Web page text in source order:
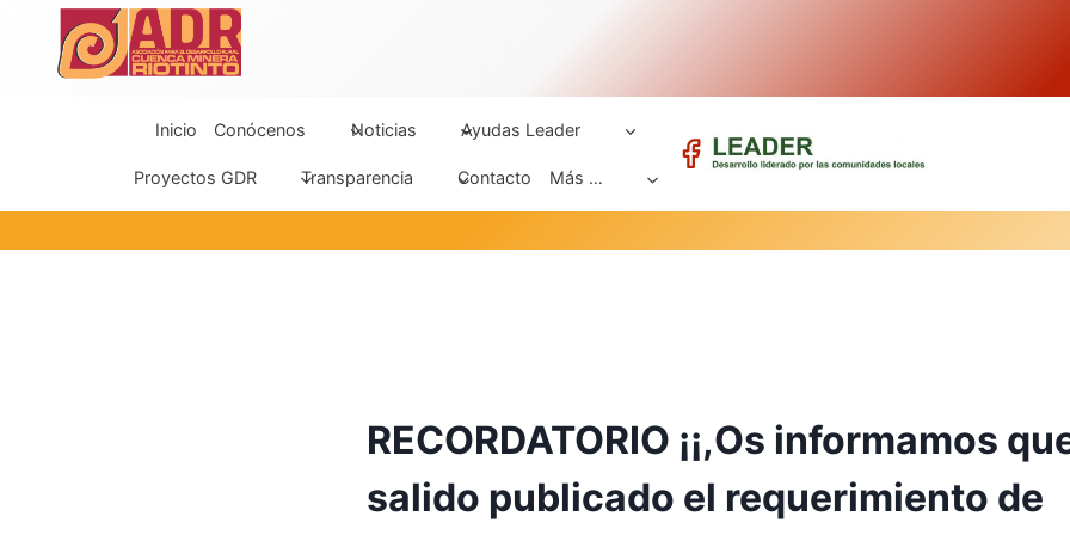
contenido
Inicio Conócenos Noticias Ayudas Leader
Proyectos GDR Transparencia Contacto Más …
RECORDATORIO ¡¡,Os informamos
salido publicado el requerimiento de